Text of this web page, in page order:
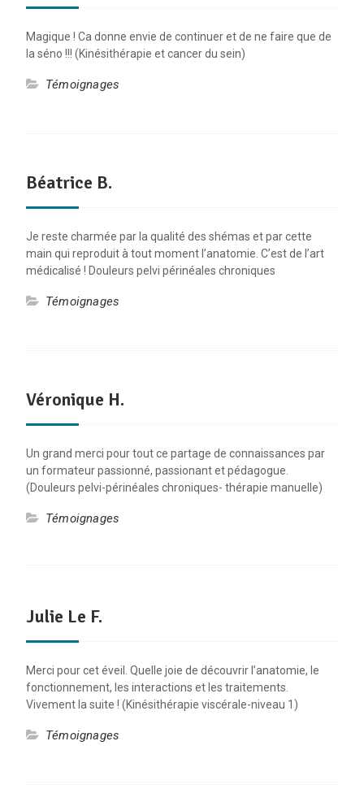
Magique ! Ca donne envie de continuer et de ne faire que de
la séno !!! (Kinésithérapie et cancer du sein)
Témoignages
Béatrice B.
Je reste charmée par la qualité des shémas et par cette
main qui reproduit à tout moment l’anatomie. C’est de l’art
médicalisé ! Douleurs pelvi périnéales chroniques
Témoignages
Véronique H.
Un grand merci pour tout ce partage de connaissances par
un formateur passionné, passionant et pédagogue.
(Douleurs pelvi-périnéales chroniques- thérapie manuelle)
Témoignages
Julie Le F.
Merci pour cet éveil. Quelle joie de découvrir l’anatomie, le
fonctionnement, les interactions et les traitements.
Vivement la suite ! (Kinésithérapie viscérale-niveau 1)
Témoignages